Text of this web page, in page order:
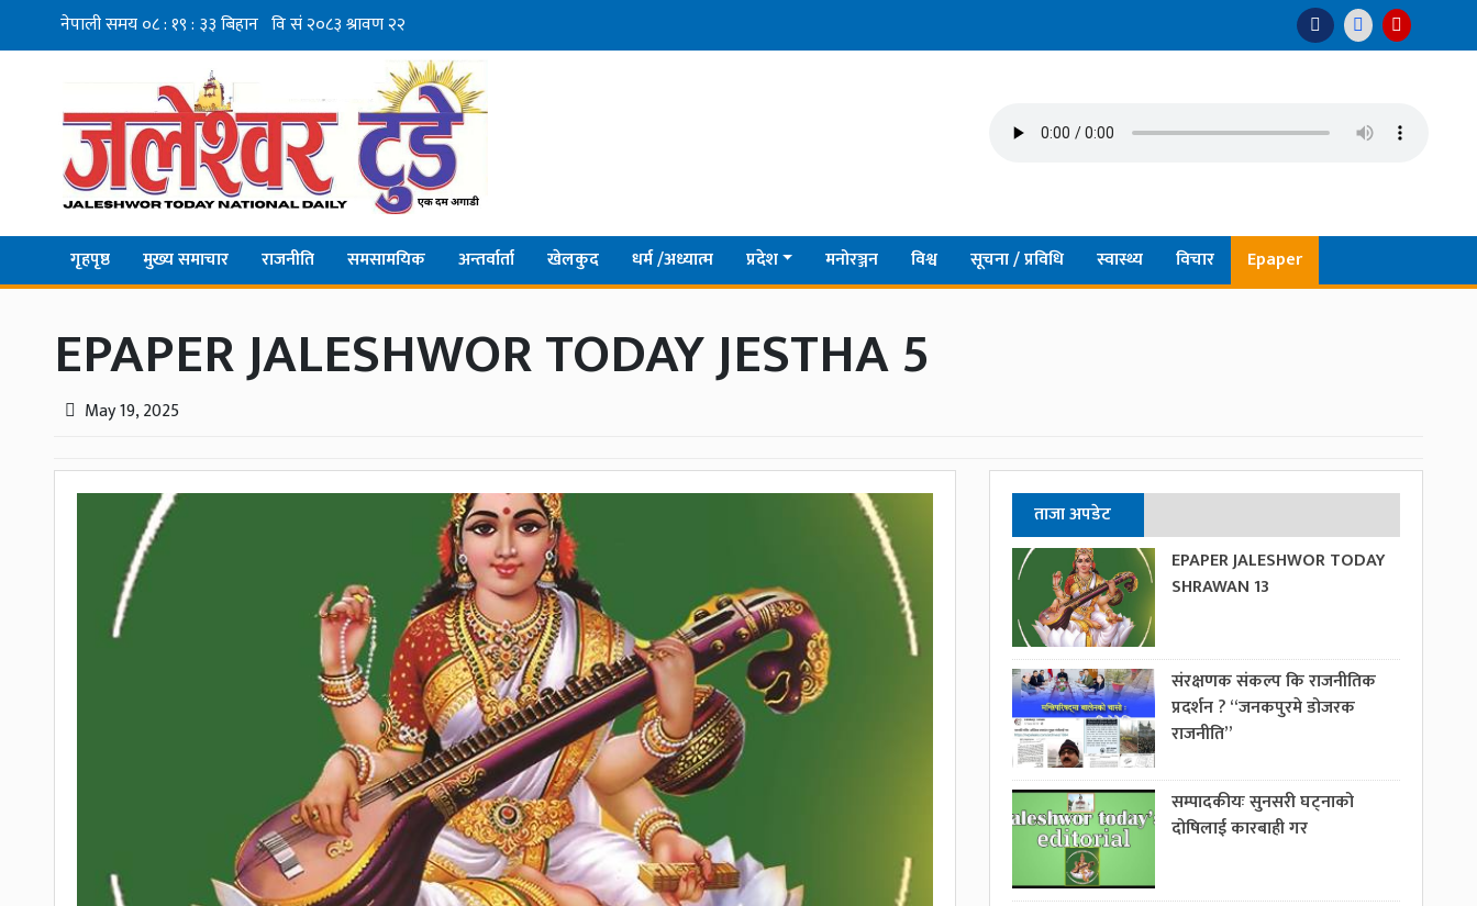
गृहपृष्ठ मुख्य समाचार राजनीति समसामयिक अन्तर्वार्ता खेलकुद धर्म /अध्यात्म प्रदेश मनोरञ्जन विश्व सूचना / प्रविधि स्वास्थ्य विचार Epaper
EPAPER JALESHWOR TODAY JESTHA 5
May 19, 2025
ताजा अपडेट
EPAPER JALESHWOR TODAY
SHRAWAN 13
संरक्षणक संकल्प कि राजनीतिक
प्रदर्शन ? “जनकपुरमे डोजरक
राजनीति”
सम्पादकीयः सुनसरी घट्नाको
दोषिलाई कारबाही गर